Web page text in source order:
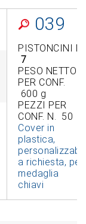
039
PISTONCINI N.
7
PESO NETTO
PER CONF.
600 g
PEZZI PER
CONF. N. 50
Cover in
plastica,
a richiesta, per
medaglia
chiavi